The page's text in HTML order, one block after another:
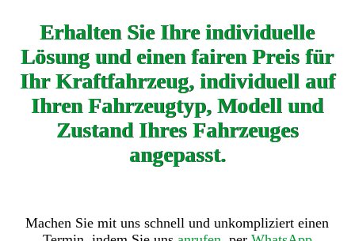
Erhalten Sie Ihre individuelle
Lösung und einen fairen Preis für
Ihr Kraftfahrzeug, individuell auf
Ihren Fahrzeugtyp, Modell und
Zustand Ihres Fahrzeuges
angepasst.
Machen Sie mit uns schnell und unkompliziert einen